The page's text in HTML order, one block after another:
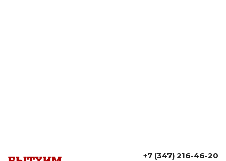
+7 (347) 216-46-20